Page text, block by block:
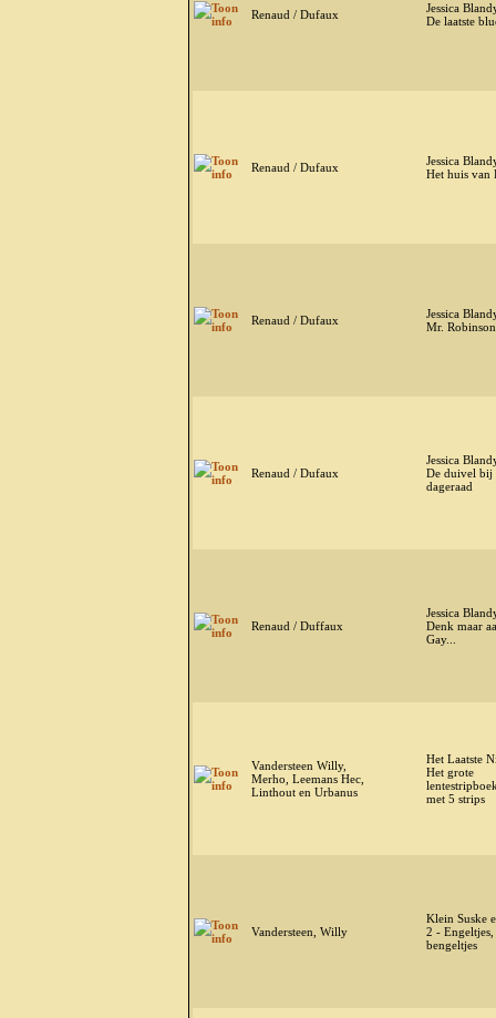
Renaud / Dufaux
Jessica
De laatste
Renaud / Dufaux
Jessica
Het huis van
Renaud / Dufaux
Jessica
Mr. Robinson
Renaud / Dufaux
Jessica
De duivel bij
dageraad
Renaud / Duffaux
Jessica
Denk maar
Gay...
Vandersteen Willy,
Merho, Leemans Hec,
Linthout en Urbanus
Het Laatste
Het grote
met 5 strips
Vandersteen, Willy
Klein Suske
2 - Engeltjes,
bengeltjes